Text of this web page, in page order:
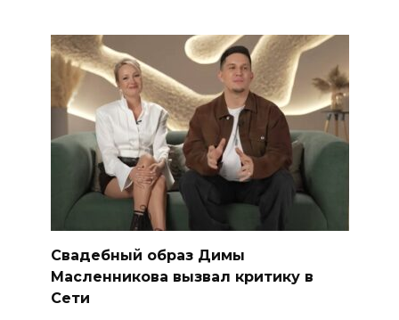
Свадебный образ Димы
Масленникова вызвал критику в
Сети